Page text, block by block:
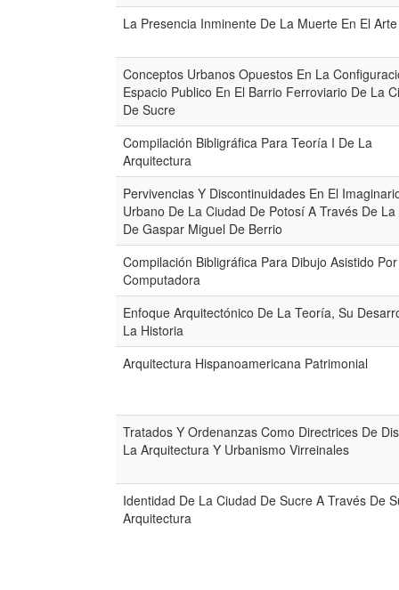
La Presencia Inminente De La Muerte En El Arte
Conceptos Urbanos Opuestos En La
Espacio Publico En El Barrio Ferroviario De La
De Sucre
Compilación Bibligráfica Para Teoría I De La
Arquitectura
Pervivencias Y Discontinuidades En El
Urbano De La Ciudad De Potosí A Través De
De Gaspar Miguel De Berrio
Compilación Bibligráfica Para Dibujo Asistido Por
Computadora
Enfoque Arquitectónico De La Teoría, Su
La Historia
Arquitectura Hispanoamericana Patrimonial
Tratados Y Ordenanzas Como Directrices De
La Arquitectura Y Urbanismo Virreinales
Identidad De La Ciudad De Sucre A Través De
Arquitectura